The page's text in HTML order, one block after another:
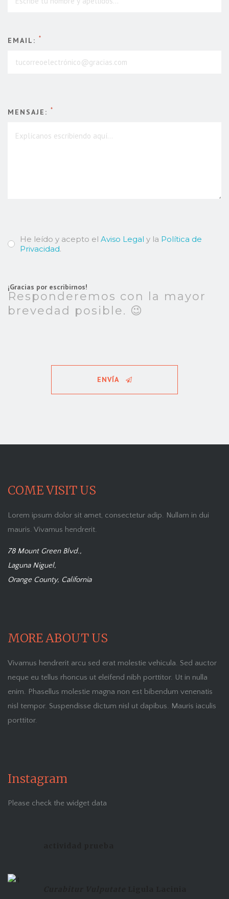
EMAIL: *
MENSAJE: *
He leído y acepto el Aviso Legal y la Política de
Privacidad.
¡Gracias por escribirnos!
Responderemos con la mayor
brevedad posible. 😉
ENVÍA
COME VISIT US
Lorem ipsum dolor sit amet, consectetur adip. Nullam in dui
mauris. Vivamus hendrerit.
78 Mount Green Blvd.,
Laguna Niguel,
Orange County, California
MORE ABOUT US
Vivamus hendrerit arcu sed erat molestie vehicula. Sed auctor
neque eu tellus rhoncus ut eleifend nibh porttitor. Ut in nulla
enim. Phasellus molestie magna non est bibendum venenatis
nisl tempor. Suspendisse dictum nisl ut dapibus. Mauris iaculis
porttitor.
Instagram
Please check the widget data